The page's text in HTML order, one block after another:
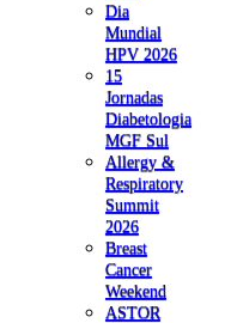
Dia
Mundial
HPV 2026
15
Jornadas
Diabetologia
MGF Sul
Allergy &
Respiratory
Summit
2026
Breast
Cancer
Weekend
ASTOR